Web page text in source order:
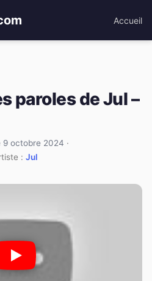
Accueil
paroles de Jul –
9 octobre 2024 ·
: Jul